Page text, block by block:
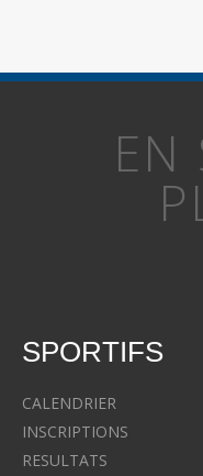
EN
SPORTIFS
CALENDRIER
INSCRIPTIONS
RESULTATS